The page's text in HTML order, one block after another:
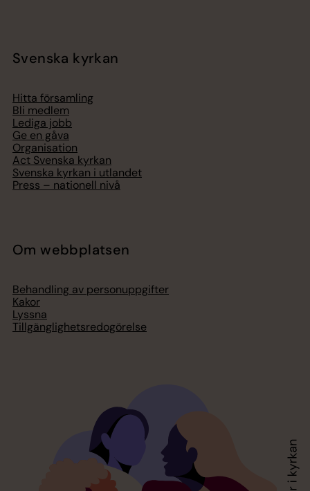
Svenska kyrkan
Hitta församling
Bli medlem
Lediga jobb
Ge en gåva
Organisation
Act Svenska kyrkan
Svenska kyrkan i utlandet
Press – nationell nivå
Om webbplatsen
Behandling av personuppgifter
Kakor
Lyssna
Tillgänglighetsredogörelse